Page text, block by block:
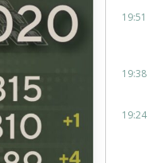
19:51
19:38
19:24